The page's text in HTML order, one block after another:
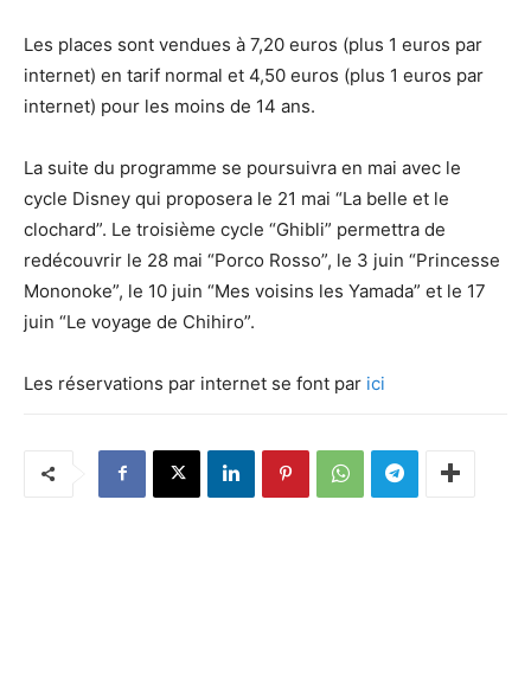
Les places sont vendues à 7,20 euros (plus 1 euros par
internet) en tarif normal et 4,50 euros (plus 1 euros par
internet) pour les moins de 14 ans.
La suite du programme se poursuivra en mai avec le
cycle Disney qui proposera le 21 mai “La belle et le
clochard”. Le troisième cycle “Ghibli” permettra de
redécouvrir le 28 mai “Porco Rosso”, le 3 juin “Princesse
Mononoke”, le 10 juin “Mes voisins les Yamada” et le 17
juin “Le voyage de Chihiro”.
Les réservations par internet se font par ici